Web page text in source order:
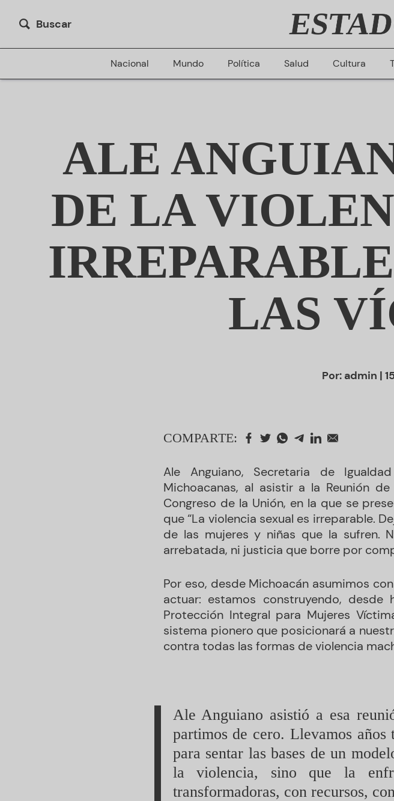
Buscar
Nacional Mundo Política Salud Cultura
ALE
DE LA
LAS
Por: admin |
COMPARTE:
Ale Anguiano, Secretaria de
Michoacanas, al asistir a la Reunión
Congreso de la Unión, en la que se
que “La violencia sexual es irreparable.
de las mujeres y niñas que la sufren.
arrebatada, ni justicia que borre por
Por eso, desde Michoacán asumimos
actuar: estamos construyendo,
Protección Integral para Mujeres
sistema pionero que posicionará a
contra todas las formas de violencia
Ale Anguiano asistió a esa
partimos de cero. Llevamos
para sentar las bases de un
la violencia, sino que la
transformadoras, con recursos,